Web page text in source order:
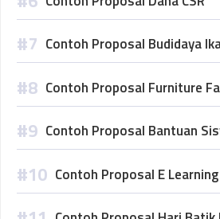
Contoh Proposal Budidaya
Contoh Proposal Furniture
Contoh Proposal Bantuan
Contoh Proposal E Learning